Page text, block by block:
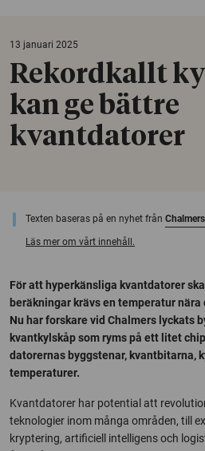
13 januari 2025
Rekordkallt
kan ge bättre
kvantdatorer
Texten baseras på en nyhet från
Läs mer om vårt innehåll.
För att hyperkänsliga kvantdatorer
beräkningar krävs en temperatur
Nu har forskare vid Chalmers lyckats
kvantkylskåp som ryms på ett litet
datorernas byggstenar, kvantbitarna,
temperaturer.
Kvantdatorer har potential att
teknologier inom många områden, till
kryptering, artificiell intelligens och